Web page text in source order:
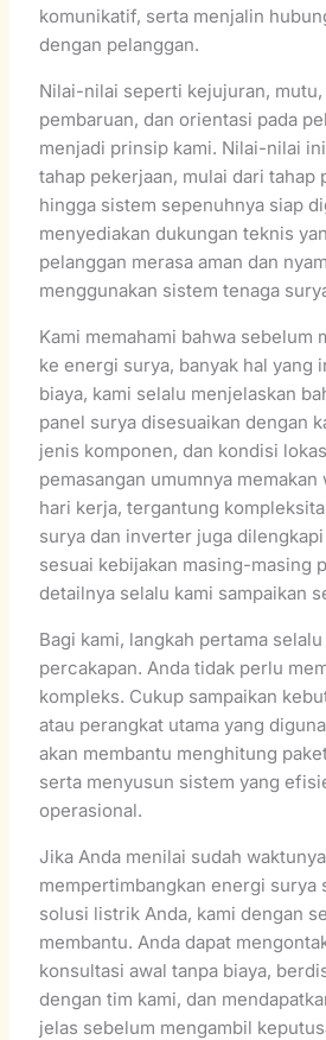
komunikatif, serta menjalin
dengan pelanggan.
Nilai-nilai seperti kejujuran,
pembaruan, dan orientasi pada
menjadi prinsip kami. Nilai-nilai
tahap pekerjaan, mulai dari tahap
hingga sistem sepenuhnya siap
menyediakan dukungan teknis
pelanggan merasa aman dan
menggunakan sistem tenaga
Kami memahami bahwa sebelum
ke energi surya, banyak hal yang
biaya, kami selalu menjelaskan
panel surya disesuaikan dengan
jenis komponen, dan kondisi
pemasangan umumnya memakan
hari kerja, tergantung
surya dan inverter juga
sesuai kebijakan masing-masing
detailnya selalu kami sampaikan
Bagi kami, langkah pertama
percakapan. Anda tidak perlu
kompleks. Cukup sampaikan
atau perangkat utama yang
akan membantu menghitung
serta menyusun sistem yang
operasional.
Jika Anda menilai sudah waktunya
mempertimbangkan energi surya
solusi listrik Anda, kami dengan
membantu. Anda dapat
konsultasi awal tanpa biaya,
dengan tim kami, dan
jelas sebelum mengambil